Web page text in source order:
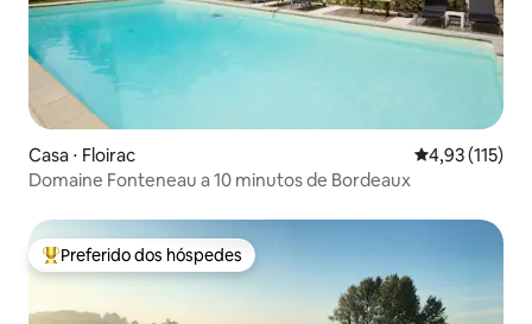
Casa ⋅ Floirac 4,93 de uma
4,93 (115)
Domaine Fonteneau a 10 minutos de Bordeaux
Entre os melhores preferidos dos hóspedes
Preferido dos hóspedes